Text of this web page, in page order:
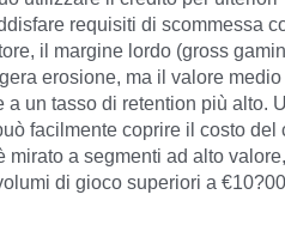
requisiti di scommessa
il margine lordo (gross
erosione, ma il valore
a un tasso di retention più alto.
facilmente coprire il costo del
mirato a segmenti ad alto
di gioco superiori a